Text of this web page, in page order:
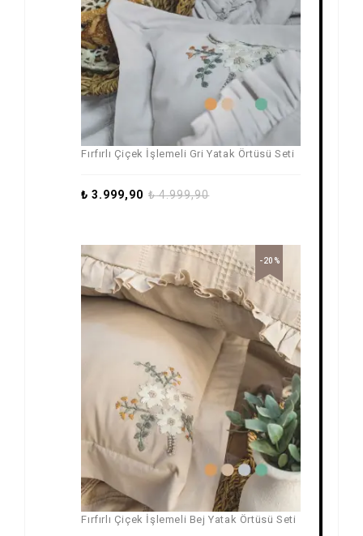
Fırfırlı Çiçek İşlemeli Gri Yatak Örtüsü Seti
₺4.999,90
₺ 3.999,90
-20%
Fırfırlı Çiçek İşlemeli Bej Yatak Örtüsü Seti